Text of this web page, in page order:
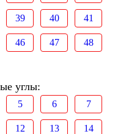
39 40 41
46 47 48
углы:
5 6 7
12 13 14